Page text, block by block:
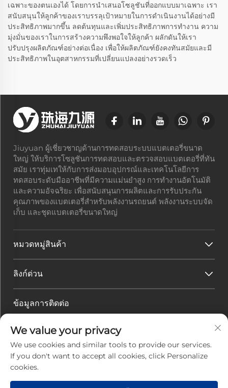
เฉพาะของตนเองได้ โดยการนำเสนอโซลูชันที่ออกแบบมาเฉพาะ เรา
สนับสนุนให้ลูกค้าของเราบรรลุเป้าหมายในการดำเนินงานได้อย่างมี
ประสิทธิภาพมากขึ้น ลดต้นทุนและเพิ่มประสิทธิภาพการทำงาน ความ
มุ่งมั่นของเราในการสร้างความพึงพอใจให้ลูกค้า ผลักดันให้เรา
ปรับปรุงผลิตภัณฑ์อย่างต่อเนื่อง เพื่อให้ผลิตภัณฑ์ยังคงทันสมัยและมี
ประสิทธิภาพในอุตสาหกรรมที่เปลี่ยนแปลงอย่างรวดเร็ว
Jiuyuan ผู้เชี่ยวชาญด้านการทดสอบระบบแบตเตอรี่ขนาด
ใหญ่ ให้บริการโซลูชันการทดสอบและตรวจสอบแบตเตอรี่ที่ทัน
สมัย เราทุ่มเทให้กับการส่งมอบอุปกรณ์และเทคโนโลยีการ
ทดสอบระดับมืออาชีพที่มีความแม่นยำสูง การทำงานอัตโนมัติ
และความอัจฉริยะ เพื่อสนับสนุนการผลิตและการรับประกัน
คุณภาพของแบตเตอรี่สำหรับพลังงานรถยนต์ พลังงานระบบจัด
เก็บ และชุดแบตเตอรี่ขนาดใหญ่
หมวดหมู่สินค้า
ลิงก์ด่วน
ข้อมูลการติดต่อ
เมืองจูไห่ มณฑลกวางตุ้ง ประเทศจีน
อีเมล : [email protected]
โทรศัพท์ : +86-0756-3616108
We value your privacy
We use cookies and similar tools to provide our services.
If you don't want to accept all cookies, click Personalize
cookies.